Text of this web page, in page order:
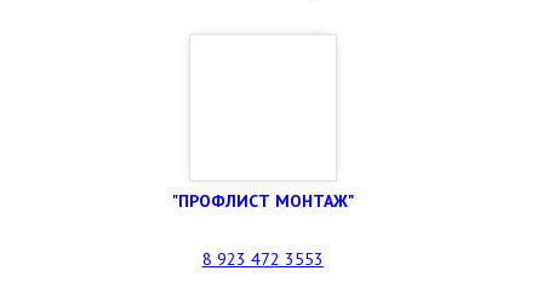
"ПРОФЛИСТ МОНТАЖ"
8 923 472 3553